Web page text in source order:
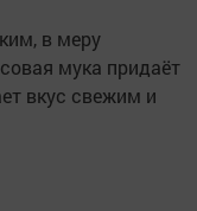
в меру
мука придаёт
вкус свежим и